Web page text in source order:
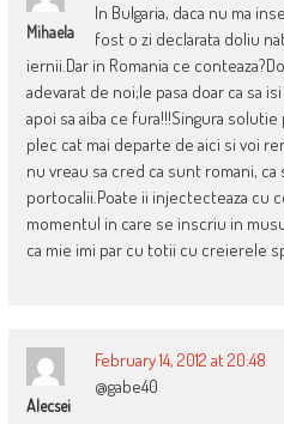
Mihaela
In Bulgaria, daca nu ma
fost o zi declarata doliu
iernii.Dar in Romania ce
adevarat de noi;le pasa doar ca sa
apoi sa aiba ce fura!!!Singura
plec cat mai departe de aici si voi
nu vreau sa cred ca sunt romani,
portocalii.Poate ii injectecteaza cu
momentul in care se inscriu in
ca mie imi par cu totii cu creierele
Alecsei
February 14, 2012 at 20:48
@gabe40